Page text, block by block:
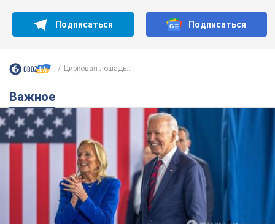
Подписаться Подписаться
Цирковая лошадь...
Важное